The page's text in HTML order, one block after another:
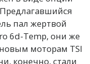
пал жертвой
6d-Temp, они же
моторам TSI
конечно, стали